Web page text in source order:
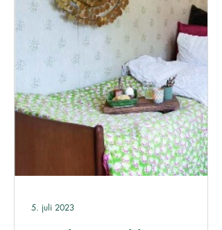
5. juli 2023